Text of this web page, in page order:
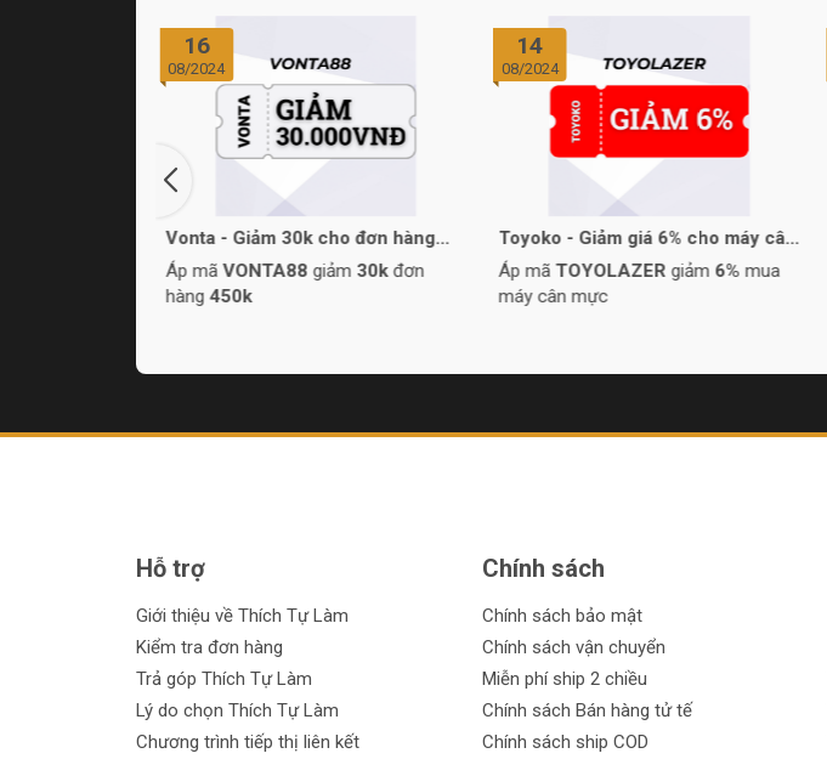
16
08/2024
Vonta - Giảm 30k cho đơn hàng
450k
Áp mã VONTA88 giảm 30k đơn
hàng 450k
14
08/2024
Toyoko - Giảm giá 6% cho máy cân
mực
Áp mãTOYOLAZER giảm 6%mua
máy cân mực
Hỗ trợ
Giới thiệu về Thích Tự Làm
Kiểm tra đơn hàng
Trả góp Thích Tự Làm
Lý do chọn Thích Tự Làm
Chương trình tiếp thị liên kết
Chính sách
Chính sách bảo mật
Chính sách vận chuyển
Miễn phí ship 2 chiều
Chính sách Bán hàng tử tế
Chính sách ship COD